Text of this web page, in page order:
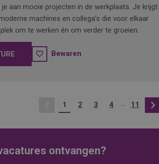
aan mooie projecten in de werkplaats. Je krijgt
machines en collega’s die voor elkaar
om te werken én om verder te groeien.
Bewaren
Vorige
1 2 3 4 ... 11
ontvangen?